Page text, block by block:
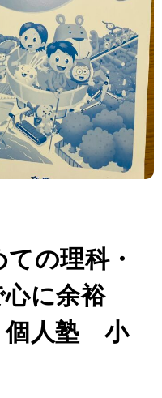
の理科・
に余裕
人塾 小